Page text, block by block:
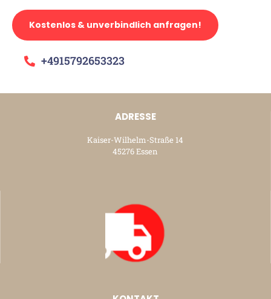
Kostenlos & unverbindlich anfragen!
+4915792653323
ADRESSE
Kaiser-Wilhelm-Straße 14
45276 Essen